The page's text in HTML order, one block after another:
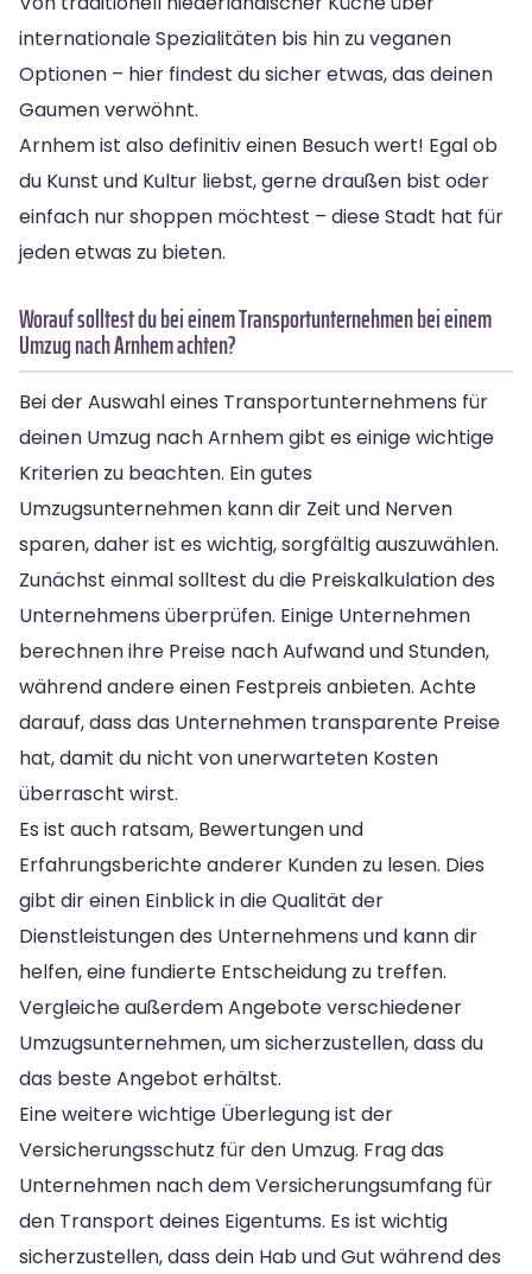
internationale Spezialitäten bis hin zu veganen
Optionen – hier findest du sicher etwas, das deinen
Gaumen verwöhnt.
Arnhem ist also definitiv einen Besuch wert! Egal ob
du Kunst und Kultur liebst, gerne draußen bist oder
einfach nur shoppen möchtest – diese Stadt hat für
jeden etwas zu bieten.
Worauf solltest du bei einem Transportunternehmen bei einem
Umzug nach Arnhem achten?
Bei der Auswahl eines Transportunternehmens für
deinen Umzug nach Arnhem gibt es einige wichtige
Kriterien zu beachten. Ein gutes
Umzugsunternehmen kann dir Zeit und Nerven
sparen, daher ist es wichtig, sorgfältig auszuwählen.
Zunächst einmal solltest du die Preiskalkulation des
Unternehmens überprüfen. Einige Unternehmen
berechnen ihre Preise nach Aufwand und Stunden,
während andere einen Festpreis anbieten. Achte
darauf, dass das Unternehmen transparente Preise
hat, damit du nicht von unerwarteten Kosten
überrascht wirst.
Es ist auch ratsam, Bewertungen und
Erfahrungsberichte anderer Kunden zu lesen. Dies
gibt dir einen Einblick in die Qualität der
Dienstleistungen des Unternehmens und kann dir
helfen, eine fundierte Entscheidung zu treffen.
Vergleiche außerdem Angebote verschiedener
Umzugsunternehmen, um sicherzustellen, dass du
das beste Angebot erhältst.
Eine weitere wichtige Überlegung ist der
Versicherungsschutz für den Umzug. Frag das
Unternehmen nach dem Versicherungsumfang für
den Transport deines Eigentums. Es ist wichtig
sicherzustellen, dass dein Hab und Gut während des